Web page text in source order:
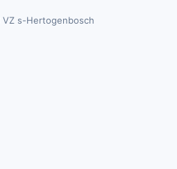
VZ s-Hertogenbosch